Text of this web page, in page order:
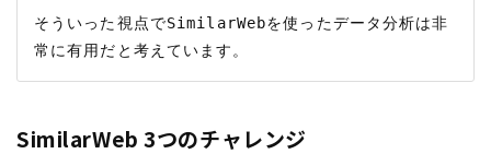
そういった視点でSimilarWebを使ったデータ分析は非
SimilarWeb 3つのチャレンジ